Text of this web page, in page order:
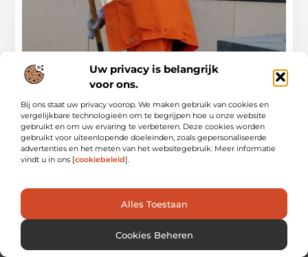
Uw privacy is belangrijk
voor ons.
Bij ons staat uw privacy voorop. We maken gebruik van cookies en
vergelijkbare technologieën om te begrijpen hoe u onze website
gebruikt en om uw ervaring te verbeteren. Deze cookies worden
gebruikt voor uiteenlopende doeleinden, zoals gepersonaliseerde
advertenties en het meten van het websitegebruik. Meer informatie
vindt u in ons [cookiebeleid].
Alles Toestaan
Cookies Beheren
Alles wat u moet weten over
veiligheidskleding
De veiligheid binnen de werkomgeving is heel belangrijk.
Zo is het goed zichtbaar soms van
...